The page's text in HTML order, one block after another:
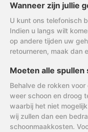
Wanneer zijn jullie
U kunt ons telefonisch
Indien u langs wilt
op andere tijden uw
retourneren, maak dan
Moeten alle
Behalve de rokken
weer schoon en droog
waarbij het niet
wij zullen dan een
schoonmaakkosten.